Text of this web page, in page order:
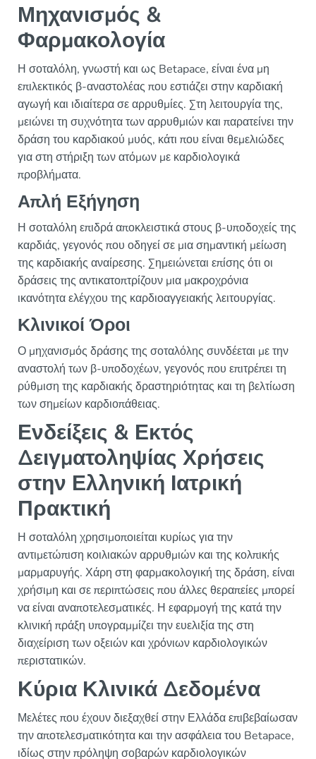
Μηχανισμός &
Φαρμακολογία
Η σοταλόλη, γνωστή και ως Betapace, είναι ένα μη
επιλεκτικός β-αναστολέας που εστιάζει στην καρδιακή
αγωγή και ιδιαίτερα σε αρρυθμίες. Στη λειτουργία της,
μειώνει τη συχνότητα των αρρυθμιών και παρατείνει την
δράση του καρδιακού μυός, κάτι που είναι θεμελιώδες
για στη στήριξη των ατόμων με καρδιολογικά
προβλήματα.
Απλή Εξήγηση
Η σοταλόλη επιδρά αποκλειστικά στους β-υποδοχείς της
καρδιάς, γεγονός που οδηγεί σε μια σημαντική μείωση
της καρδιακής αναίρεσης. Σημειώνεται επίσης ότι οι
δράσεις της αντικατοπτρίζουν μια μακροχρόνια
ικανότητα ελέγχου της καρδιοαγγειακής λειτουργίας.
Κλινικοί Όροι
Ο μηχανισμός δράσης της σοταλόλης συνδέεται με την
αναστολή των β-υποδοχέων, γεγονός που επιτρέπει τη
ρύθμιση της καρδιακής δραστηριότητας και τη βελτίωση
των σημείων καρδιοπάθειας.
Ενδείξεις & Εκτός
Δειγματοληψίας Χρήσεις
στην Ελληνική Ιατρική
Πρακτική
Η σοταλόλη χρησιμοποιείται κυρίως για την
αντιμετώπιση κοιλιακών αρρυθμιών και της κολπικής
μαρμαρυγής. Χάρη στη φαρμακολογική της δράση, είναι
χρήσιμη και σε περιπτώσεις που άλλες θεραπείες μπορεί
να είναι αναποτελεσματικές. Η εφαρμογή της κατά την
κλινική πράξη υπογραμμίζει την ευελιξία της στη
διαχείριση των οξειών και χρόνιων καρδιολογικών
περιστατικών.
Κύρια Κλινικά Δεδομένα
Μελέτες που έχουν διεξαχθεί στην Ελλάδα επιβεβαίωσαν
την αποτελεσματικότητα και την ασφάλεια του Betapace,
ιδίως στην πρόληψη σοβαρών καρδιολογικών